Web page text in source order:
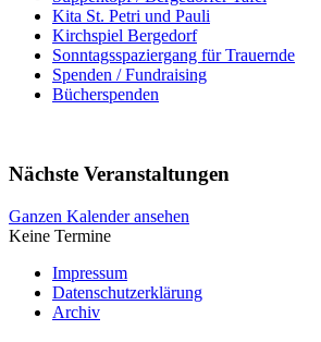
Kita St. Petri und Pauli
Kirchspiel Bergedorf
Sonntagsspaziergang für Trauernde
Spenden / Fundraising
Bücherspenden
Nächste Veranstaltungen
Ganzen Kalender ansehen
Keine Termine
Impressum
Datenschutzerklärung
Archiv